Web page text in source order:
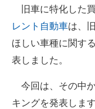
ITの今と未来を見通す
スマホと通信の最
旧車に特化した
レント自動車は、
ほしい車種に関す
表しました。
今回は、その中
キングを発表しま